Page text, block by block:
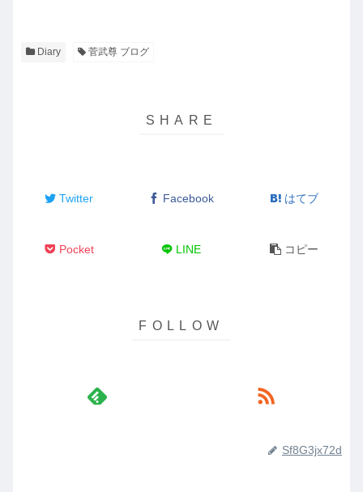
Diary 菅武尊 ブログ
Twitter Facebook はてブ
Pocket LINE コピー
Sf8G3jx72d